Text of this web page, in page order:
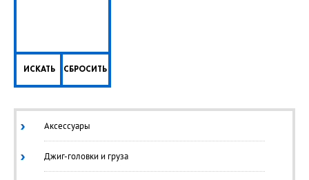
ИСКАТЬ СБРОСИТЬ
Аксессуары
Джиг-головки и груза